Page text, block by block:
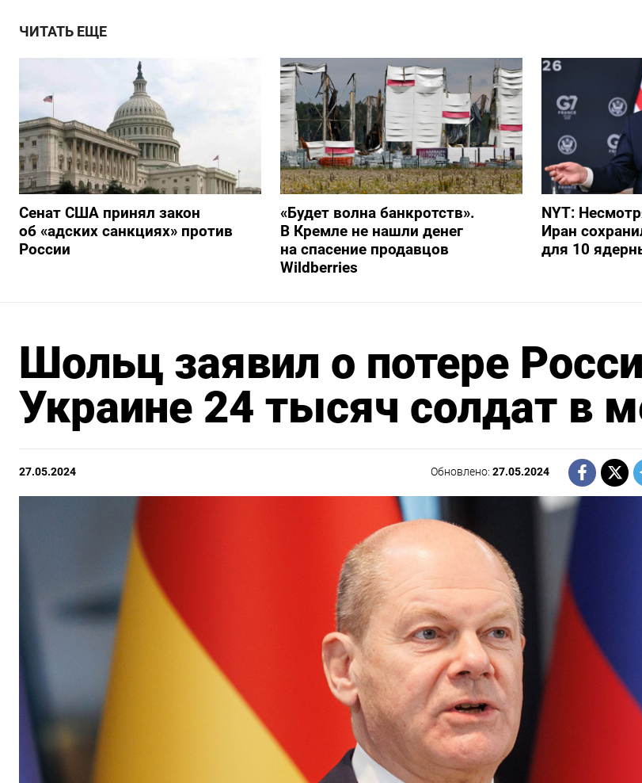
ЧИТАТЬ ЕЩЕ
Сенат США принял закон
об «адских санкциях» против
России
«Будет волна банкротств».
В Кремле не нашли денег
на спасение продавцов
Wildberries
NYT:
Иран
для 10
Шольц заявил о потере
Украине 24 тысяч солдат в
27.05.2024 Обновлено:27.05.2024